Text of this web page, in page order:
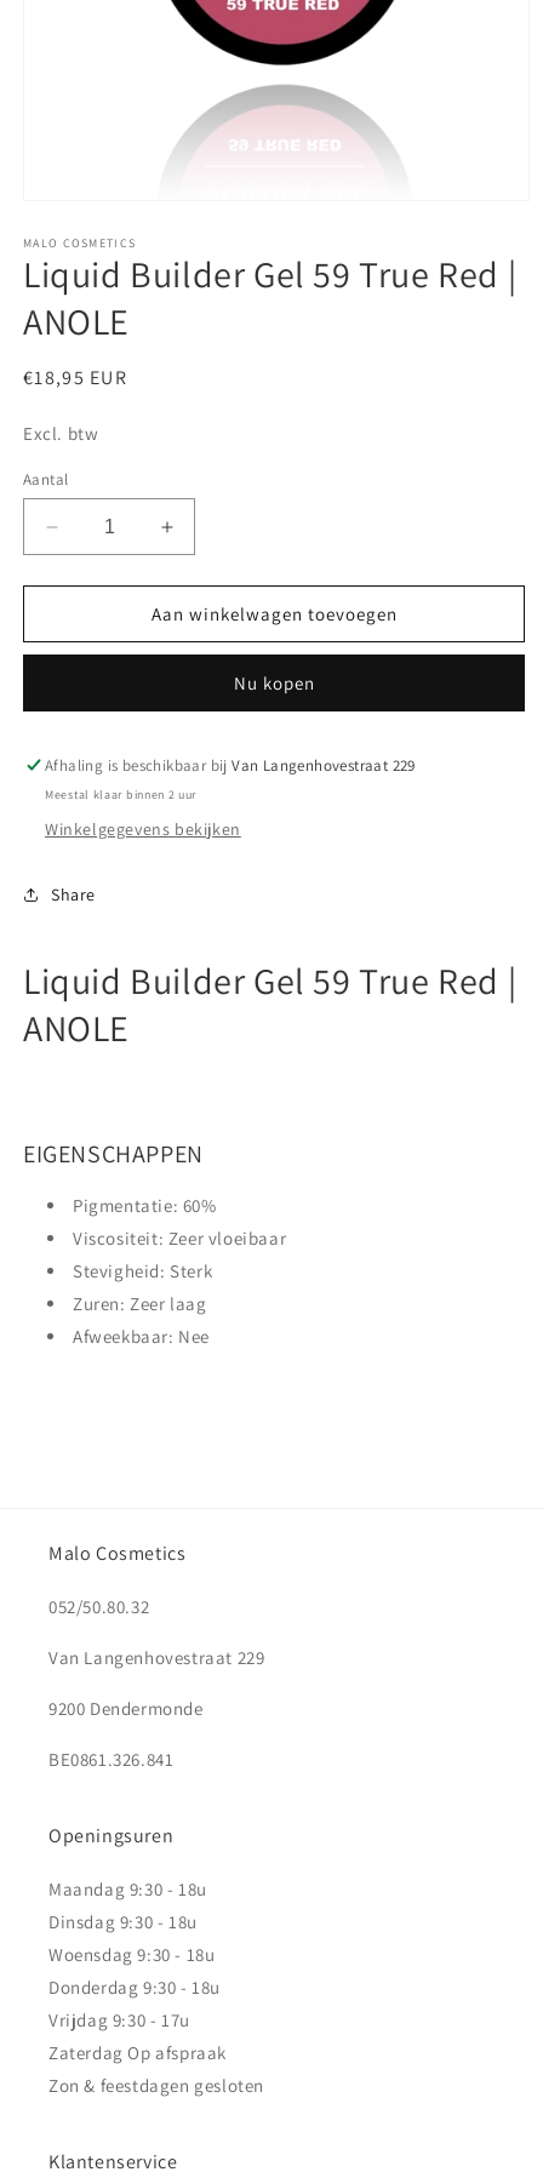
openen
in
modaal
MALO COSMETICS
Liquid Builder Gel 59 True Red |
ANOLE
Normale
€18,95 EUR
Excl. btw
Aantal
Aantal
verlagen
voor
Builder
True
|
ANOLE
Aantal
verhogen
voor
Liquid
Builder
True
|
ANOLE
Aan winkelwagen toevoegen
Nu kopen
Afhaling is beschikbaar bijVan Langenhovestraat 229
Meestal klaar binnen 2 uur
Winkelgegevens bekijken
Share
Liquid Builder Gel 59 True Red |
ANOLE
EIGENSCHAPPEN
Pigmentatie: 60%
Viscositeit: Zeer vloeibaar
Stevigheid: Sterk
Zuren: Zeer laag
Afweekbaar: Nee
Malo Cosmetics
052/50.80.32
Van Langenhovestraat 229
9200 Dendermonde
BE0861.326.841
Openingsuren
Maandag 9:30 - 18u
Dinsdag 9:30 - 18u
Woensdag 9:30 - 18u
Donderdag 9:30 - 18u
Vrijdag 9:30 - 17u
Zaterdag Op afspraak
Zon & feestdagen gesloten
Klantenservice